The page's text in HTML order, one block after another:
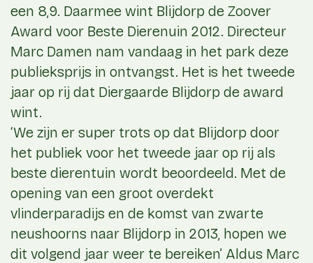
een 8,9. Daarmee wint Blijdorp de Zoover
Award voor Beste Dierenuin 2012. Directeur
Marc Damen nam vandaag in het park deze
publieksprijs in ontvangst. Het is het tweede
jaar op rij dat Diergaarde Blijdorp de award
wint.
‘We zijn er super trots op dat Blijdorp door
het publiek voor het tweede jaar op rij als
beste dierentuin wordt beoordeeld. Met de
opening van een groot overdekt
vlinderparadijs en de komst van zwarte
neushoorns naar Blijdorp in 2013, hopen we
dit volgend jaar weer te bereiken’ Aldus Marc